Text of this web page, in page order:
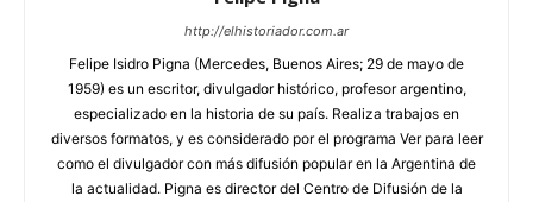
http://elhistoriador.com.ar
Felipe Isidro Pigna (Mercedes, Buenos Aires; 29 de mayo de
1959) es un escritor, divulgador histórico, profesor argentino,
especializado en la historia de su país. Realiza trabajos en
diversos formatos, y es considerado por el programa Ver para leer
como el divulgador con más difusión popular en la Argentina de
la actualidad. Pigna es director del Centro de Difusión de la